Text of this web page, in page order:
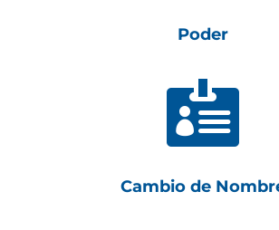
Poder

Cambio de